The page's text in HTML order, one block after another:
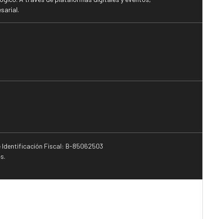
Identificación Fiscal: B-85062503